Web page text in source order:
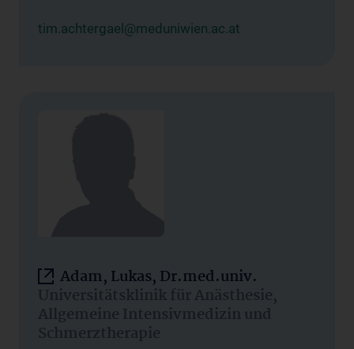
tim.achtergael@meduniwien.ac.at
Adam, Lukas, Dr.med.univ.
Universitätsklinik für Anästhesie,
Allgemeine Intensivmedizin und
Schmerztherapie